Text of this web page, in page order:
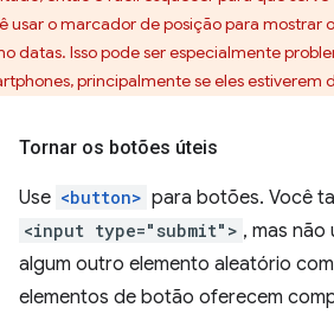
usar o marcador de posição para mostrar
datas. Isso pode ser especialmente
principalmente se eles estiverem
Tornar os botões úteis
Use <button> para botões. Você
<input type="submit"> , mas não
algum outro elemento aleatório
elementos de botão oferecem